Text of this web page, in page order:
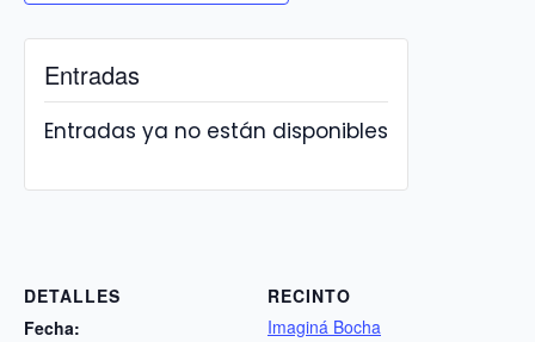
DETALLES
Fecha:
RECINTO
Imaginá Bocha
Entradas
Entradas ya no están disponibles